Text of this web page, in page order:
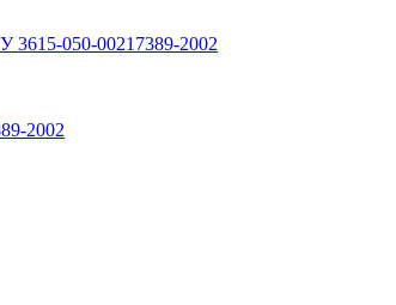
3615-050-00217389-2002
2002